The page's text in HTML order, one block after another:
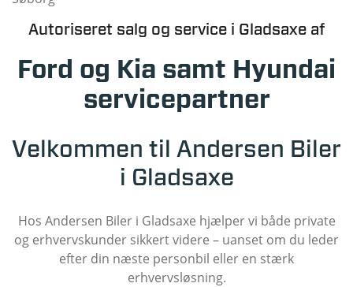
Autoriseret salg og service i Gladsaxe af
Ford og Kia samt Hyundai
servicepartner
Velkommen til Andersen Biler
i Gladsaxe
Hos Andersen Biler i Gladsaxe hjælper vi både private
og erhvervskunder sikkert videre – uanset om du leder
efter din næste personbil eller en stærk
erhvervsløsning.